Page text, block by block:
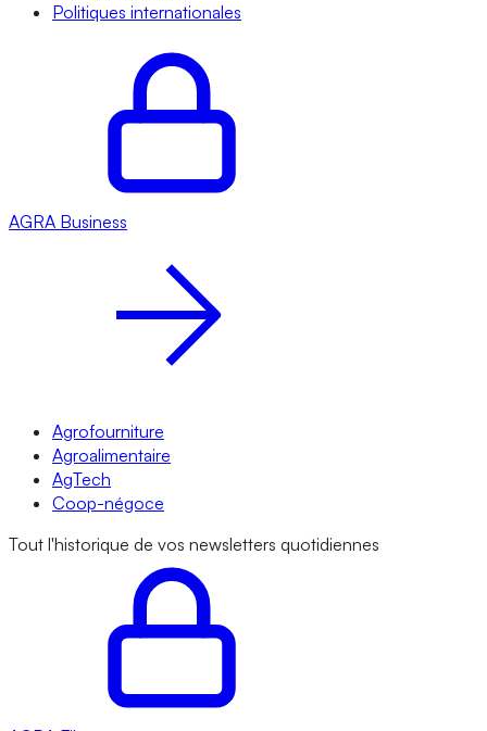
Politiques internationales
AGRA Business
Agrofourniture
Agroalimentaire
AgTech
Coop-négoce
Tout l'historique de vos newsletters quotidiennes